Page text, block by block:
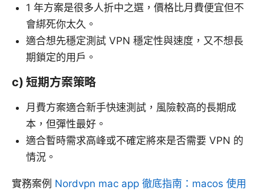
1 年方案是很多人折中之選，價格比月費便宜但不
會綁死你太久。
適合想先穩定測試 VPN 穩定性與速度，又不想長
期鎖定的用戶。
c) 短期方案策略
月費方案適合新手快速測試，風險較高的長期成
本，但彈性最好。
適合暫時需求高峰或不確定將來是否需要 VPN 的
情況。
實務案例 Nordvpn mac app 徹底指南：macos 使用